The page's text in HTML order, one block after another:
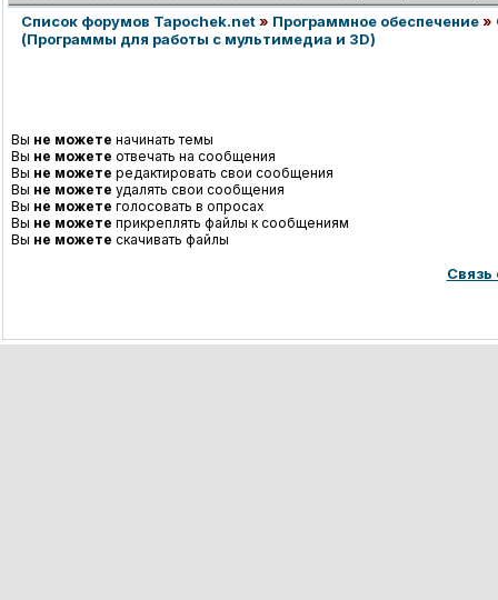
Список форумов Tapochek.net» Программное обеспечение»
(Программы для работы с мультимедиа и 3D)
Вы не можете начинать темы
Вы не можете отвечать на сообщения
Вы не можете редактировать свои сообщения
Вы не можете удалять свои сообщения
Вы не можете голосовать в опросах
Вы не можете прикреплять файлы к сообщениям
Вы не можете скачивать файлы